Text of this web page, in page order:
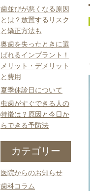
歯並びが悪くなる原因
とは？放置するリスク
と矯正方法も
奥歯を失ったときに選
ばれるインプラント！
メリット・デメリット
と費用
夏季休診日について
虫歯がすぐできる人の
特徴は？原因と今日か
らできる予防法
カテゴリー
医院からのお知らせ
歯科コラム